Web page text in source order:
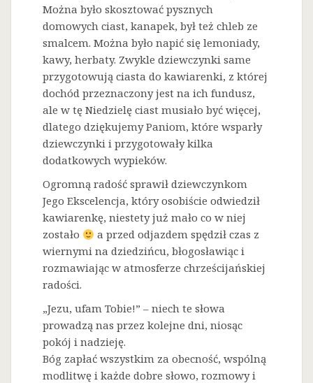
Można było skosztować pysznych
domowych ciast, kanapek, był też chleb ze
smalcem. Można było napić się lemoniady,
kawy, herbaty. Zwykle dziewczynki same
przygotowują ciasta do kawiarenki, z której
dochód przeznaczony jest na ich fundusz,
ale w tę Niedzielę ciast musiało być więcej,
dlatego dziękujemy Paniom, które wsparły
dziewczynki i przygotowały kilka
dodatkowych wypieków.
Ogromną radość sprawił dziewczynkom
Jego Ekscelencja, który osobiście odwiedził
kawiarenkę, niestety już mało co w niej
zostało
a przed odjazdem spędził czas z
wiernymi na dziedzińcu, błogosławiąc i
rozmawiając w atmosferze chrześcijańskiej
radości.
„Jezu, ufam Tobie!” – niech te słowa
prowadzą nas przez kolejne dni, niosąc
pokój i nadzieję.
Bóg zapłać wszystkim za obecność, wspólną
modlitwę i każde dobre słowo, rozmowy i